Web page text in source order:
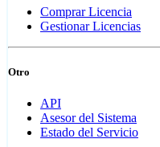
Comprar Licencia
Gestionar Licencias
Otro
API
Asesor del Sistema
Estado del Servicio